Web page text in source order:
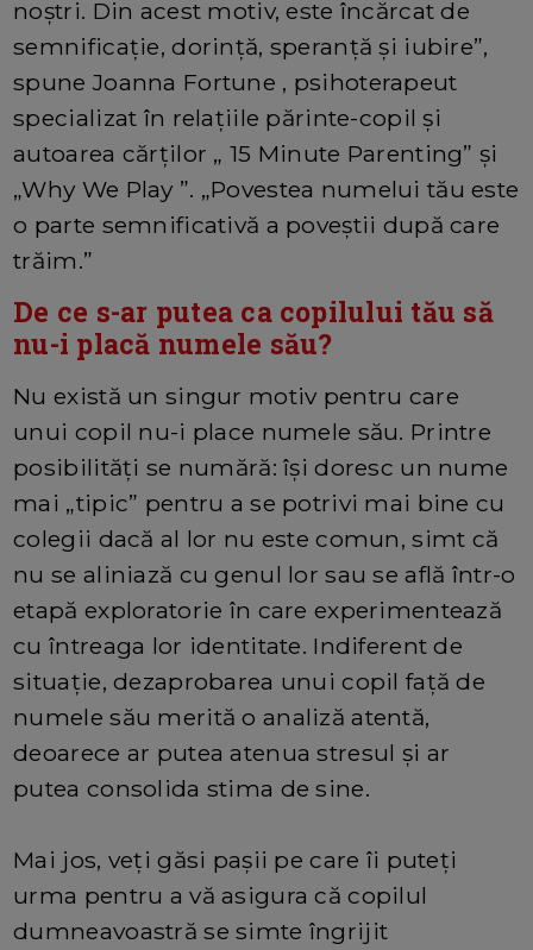
noștri. Din acest motiv, este încărcat de
semnificație, dorință, speranță și iubire”,
spune Joanna Fortune , psihoterapeut
specializat în relațiile părinte-copil și
autoarea cărților „ 15 Minute Parenting” și
„Why We Play ”. „Povestea numelui tău este
o parte semnificativă a poveștii după care
trăim.”
De ce s-ar putea ca copilului tău să
nu-i placă numele său?
Nu există un singur motiv pentru care
unui copil nu-i place numele său. Printre
posibilități se numără: își doresc un nume
mai „tipic” pentru a se potrivi mai bine cu
colegii dacă al lor nu este comun, simt că
nu se aliniază cu genul lor sau se află într-o
etapă exploratorie în care experimentează
cu întreaga lor identitate. Indiferent de
situație, dezaprobarea unui copil față de
numele său merită o analiză atentă,
deoarece ar putea atenua stresul și ar
putea consolida stima de sine.
Mai jos, veți găsi pașii pe care îi puteți
urma pentru a vă asigura că copilul
dumneavoastră se simte îngrijit